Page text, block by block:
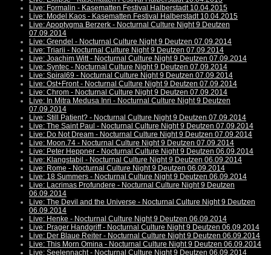
Live: Formalin - Kasematten Festival Halberstadt 10.04.2015
Live: Model Kaos - Kasematten Festival Halberstadt 10.04.2015
Live: Apoptygma Berzerk - Nocturnal Culture Night 9 Deutzen
07.09.2014
Live: Grendel - Nocturnal Culture Night 9 Deutzen 07.09.2014
Live: Triarii - Nocturnal Culture Night 9 Deutzen 07.09.2014
Live: Joachim Witt - Nocturnal Culture Night 9 Deutzen 07.09.2014
Live: Syntec - Nocturnal Culture Night 9 Deutzen 07.09.2014
Live: Spiral69 - Nocturnal Culture Night 9 Deutzen 07.09.2014
Live: Ost+Front - Nocturnal Culture Night 9 Deutzen 07.09.2014
Live: Chrom - Nocturnal Culture Night 9 Deutzen 07.09.2014
Live: In Mitra Medusa Inri - Nocturnal Culture Night 9 Deutzen
07.09.2014
Live: Still Patient? - Nocturnal Culture Night 9 Deutzen 07.09.2014
Live: The Saint Paul - Nocturnal Culture Night 9 Deutzen 07.09.2014
Live: Do Not Dream - Nocturnal Culture Night 9 Deutzen 07.09.2014
Live: Moon.74 - Nocturnal Culture Night 9 Deutzen 07.09.2014
Live: Peter Heppner - Nocturnal Culture Night 9 Deutzen 06.09.2014
Live: Klangstabil - Nocturnal Culture Night 9 Deutzen 06.09.2014
Live: Rome - Nocturnal Culture Night 9 Deutzen 06.09.2014
Live: 18 Summers - Nocturnal Culture Night 9 Deutzen 06.09.2014
Live: Lacrimas Profundere - Nocturnal Culture Night 9 Deutzen
06.09.2014
Live: The Devil and the Universe - Nocturnal Culture Night 9 Deutzen
06.09.2014
Live: Henke - Nocturnal Culture Night 9 Deutzen 06.09.2014
Live: Prager Handgriff - Nocturnal Culture Night 9 Deutzen 06.09.2014
Live: Der Blaue Reiter - Nocturnal Culture Night 9 Deutzen 06.09.2014
Live: This Morn Omina - Nocturnal Culture Night 9 Deutzen 06.09.2014
Live: Seelennacht - Nocturnal Culture Night 9 Deutzen 06.09.2014